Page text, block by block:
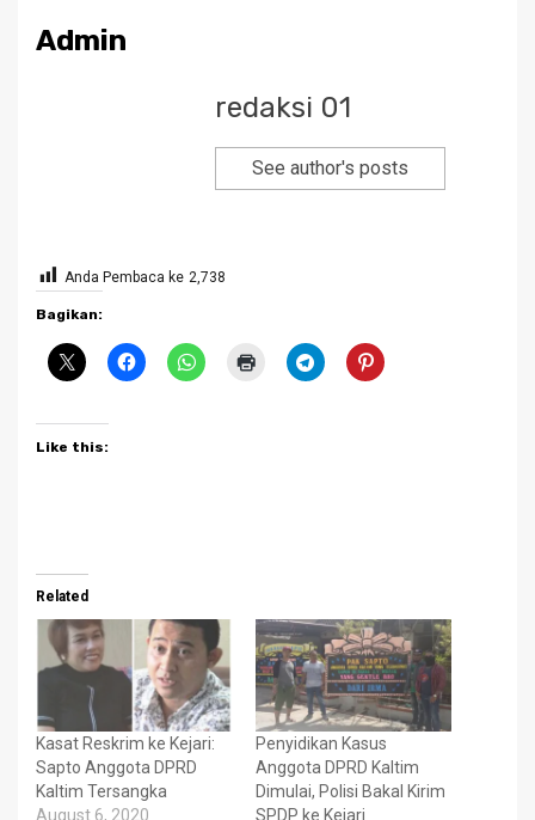
Admin
redaksi 01
See author's posts
Anda Pembaca ke 2,738
Bagikan:
Like this:
Related
Kasat Reskrim ke Kejari:
Sapto Anggota DPRD
Kaltim Tersangka
August 6, 2020
Penyidikan Kasus
Anggota DPRD Kaltim
Dimulai, Polisi Bakal Kirim
SPDP ke Kejari